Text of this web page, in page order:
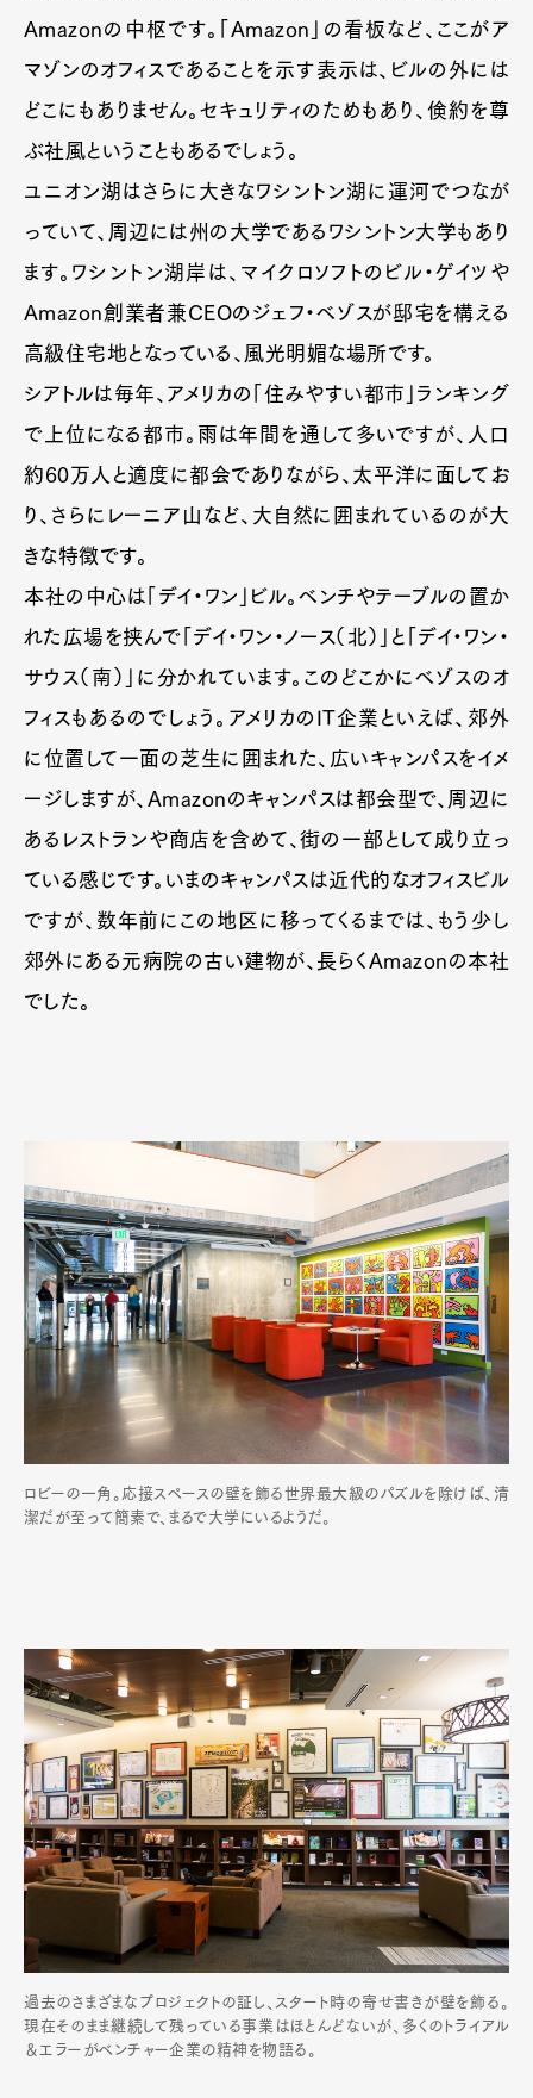
Amazonの中枢です。「Amazon」の看板など、ここがア
マゾンのオフィスであることを示す表示は、ビルの外には
どこにもありません。セキュリティのためもあり、倹約を尊
ぶ社風ということもあるでしょう。
ユニオン湖はさらに大きなワシントン湖に運河でつなが
っていて、周辺には州の大学であるワシントン大学もあり
ます。ワシントン湖岸は、マイクロソフトのビル・ゲイツや
Amazon創業者兼CEOのジェフ・ベゾスが邸宅を構える
高級住宅地となっている、風光明媚な場所です。
シアトルは毎年、アメリカの「住みやすい都市」ランキング
で上位になる都市。雨は年間を通して多いですが、人口
約60万人と適度に都会でありながら、太平洋に面してお
り、さらにレーニア山など、大自然に囲まれているのが大
きな特徴です。
本社の中心は「デイ・ワン」ビル。ベンチやテーブルの置か
れた広場を挟んで「デイ・ワン・ノース（北）」と「デイ・ワン・
サウス（南）」に分かれています。このどこかにベゾスのオ
フィスもあるのでしょう。アメリカのIT企業といえば、郊外
に位置して一面の芝生に囲まれた、広いキャンパスをイメ
ージしますが、Amazonのキャンパスは都会型で、周辺に
あるレストランや商店を含めて、街の一部として成り立っ
ている感じです。いまのキャンパスは近代的なオフィスビル
ですが、数年前にこの地区に移ってくるまでは、もう少し
郊外にある元病院の古い建物が、長らくAmazonの本社
でした。
ロビーの一角。応接スペースの壁を飾る世界最大級のパズルを除けば、清
潔だが至って簡素で、まるで大学にいるようだ。
過去のさまざまなプロジェクトの証し、スタート時の寄せ書きが壁を飾る。
現在そのまま継続して残っている事業はほとんどないが、多くのトライアル
＆エラーがベンチャー企業の精神を物語る。